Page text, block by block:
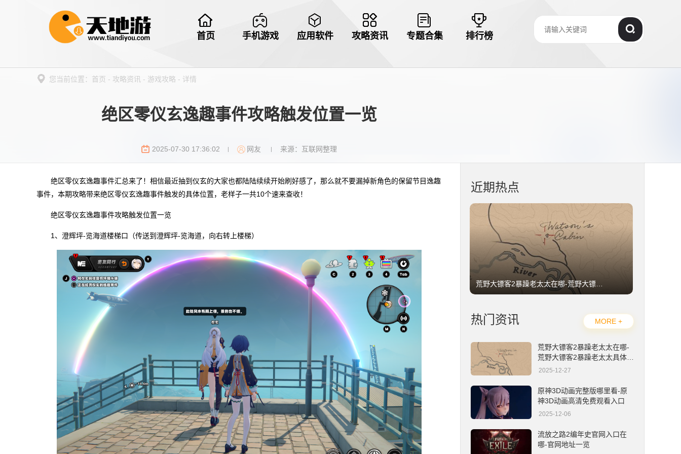
首页 手机游戏 应用软件 攻略资讯 专题合集 排行榜
您当前位置： 首页 - 攻略资讯 - 游戏攻略 - 详情
绝区零仪玄逸趣事件攻略触发位置一览
2025-07-30 17:36:02 | 网友 | 来源：互联网整理
绝区零仪玄逸趣事件汇总来了！相信最近抽到仪玄的大家也都陆陆续续开始刷好感了，那么就不要漏掉新角色的保留节目逸趣
事件，本期攻略带来绝区零仪玄逸趣事件触发的具体位置，老样子一共10个速来查收！
绝区零仪玄逸趣事件攻略触发位置一览
1、澄辉坪-览海道楼梯口（传送到澄辉坪-览海道，向右转上楼梯）
近期热点
热门资讯 MORE +
荒野大镖客2暴躁老太太在哪-
荒野大镖客2暴躁老太太具体位
置详解
2025-12-27
原神3D动画完整版哪里看-原
神3D动画高清免费观看入口
2025-12-06
流放之路2编年史官网入口在
哪-官网地址一览